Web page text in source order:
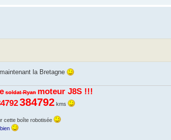
la Bretagne
soldat Ryan moteur J8S !!!
384792 kms
cette boîte robotisée